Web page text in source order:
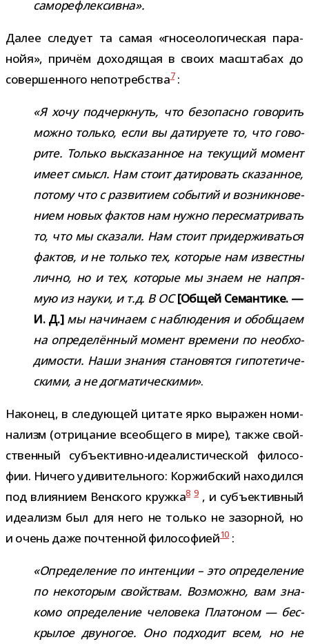
саморефлексивна».
Далее сле­дует та самая «гно­сео­ло­ги­че­ская пара­
нойя», при­чём дохо­дя­щая в своих мас­шта­бах до
совер­шен­ного непо­треб­ства7:
«Я хочу под­черк­нуть, что без­опасно гово­рить
можно только, если вы дати­ру­ете то, что гово­
рите. Только выска­зан­ное на теку­щий момент
имеет смысл. Нам стоит дати­ро­вать ска­зан­ное,
потому что с раз­ви­тием собы­тий и воз­ник­но­ве­
нием новых фак­тов нам нужно пере­смат­ри­вать
то, что мы ска­зали. Нам стоит при­дер­жи­ваться
фак­тов, и не только тех, кото­рые нам известны
лично, но и тех, кото­рые мы знаем не напря­
мую из науки, и т.д. В ОС[Общей Семантике. —
И. Д.] мы начи­наем с наблю­де­ния и обоб­щаем
на опре­де­лён­ный момент вре­мени по необ­хо­
ди­мо­сти. Наши зна­ния ста­но­вятся гипо­те­ти­че­
скими, а не дог­ма­ти­че­скими».
Наконец, в сле­ду­ю­щей цитате ярко выра­жен номи­
на­лизм (отри­ца­ние все­об­щего в мире), также свой­
ствен­ный субъективно-​идеалистической фило­со­
фии. Ничего уди­ви­тель­ного: Коржибский нахо­дился
под вли­я­нием Венского кружка8 9, и субъ­ек­тив­ный
иде­а­лизм был для него не только не зазор­ной, но
и очень даже почтен­ной фило­со­фией10 :
«Определение по интен­ции – это опре­де­ле­ние
по неко­то­рым свой­ствам. Возможно, вам зна­
комо опре­де­ле­ние чело­века Платоном — бес­
кры­лое дву­но­гое. Оно под­хо­дит всем, но не